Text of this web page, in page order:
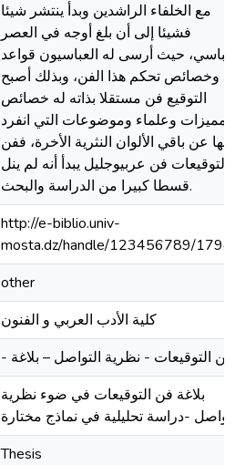
مع الخلفاء الراشدين وبدأ ينتشر شيئا
فشيئا إلى أن بلغ أوجه في العصر
حيث أرسى له العباسيون قواعد
وخصائص تحكم هذا الفن، وبذلك أصبح
التوقيع فن مستقلا بذاته له خصائص
ومميزات وعلماء وموضوعات التي انفرد
بها عن باقي الألوان النثرية الأخرة، ففن
التوقيعات فن عربيوجليل يبدأ أنه لم ينل
قسطا كبيرا من الدراسة والبحث.
http://e-biblio.univ-
mosta.dz/handle/123456789/
other
كلية الأدب العربي و الفنون
بلاغة فن التوقيعات في ضوء نظرية
-دراسة تحليلية في نماذج مختارة
Thesis